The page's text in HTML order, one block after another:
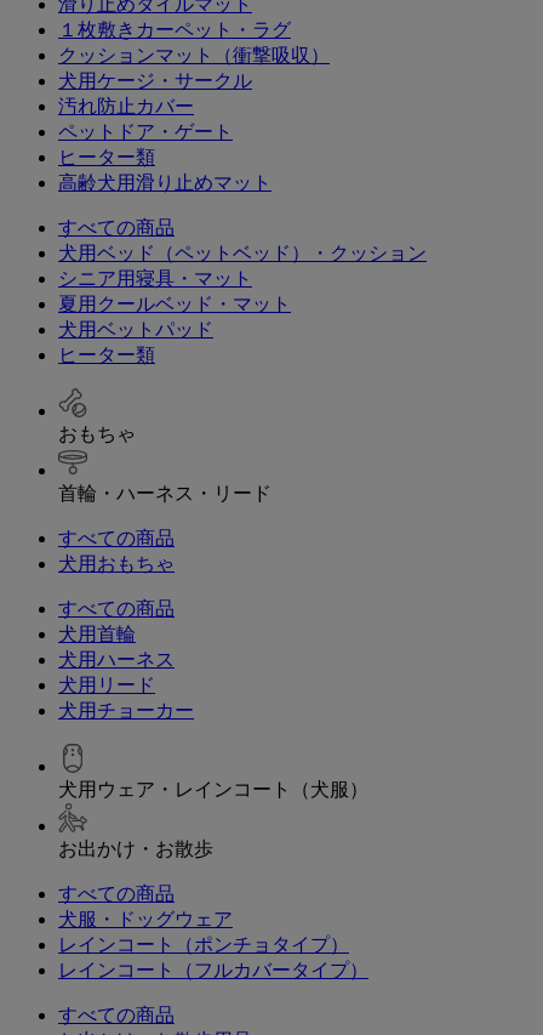
１枚敷きカーペット・ラグ
クッションマット（衝撃吸収）
犬用ケージ・サークル
汚れ防止カバー
ペットドア・ゲート
ヒーター類
高齢犬用滑り止めマット
すべての商品
犬用ベッド（ペットベッド）・クッション
シニア用寝具・マット
夏用クールベッド・マット
犬用ベットパッド
ヒーター類
おもちゃ
首輪・ハーネス・リード
すべての商品
犬用おもちゃ
すべての商品
犬用首輪
犬用ハーネス
犬用リード
犬用チョーカー
犬用ウェア・レインコート（犬服）
お出かけ・お散歩
すべての商品
犬服・ドッグウェア
レインコート（ポンチョタイプ）
レインコート（フルカバータイプ）
すべての商品